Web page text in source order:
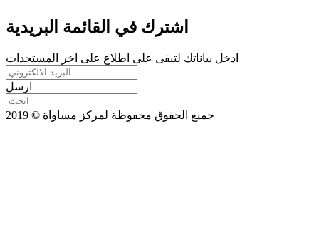
اشترك في القائمة البريدية
ادخل بياناتك لتبقى على اطلاع على اخر المستجدات
ارسل
جميع الحقوق محفوظة لمركز مساواة © 2019